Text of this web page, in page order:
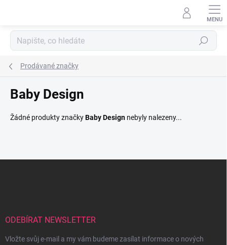
Hledat
Prodávané značky
Baby Design
Žádné produkty značkyBaby Design nebyly nalezeny...
ODEBÍRAT NEWSLETTER
Vložte svůj e-mail a my vám budeme zasílat informace o nových